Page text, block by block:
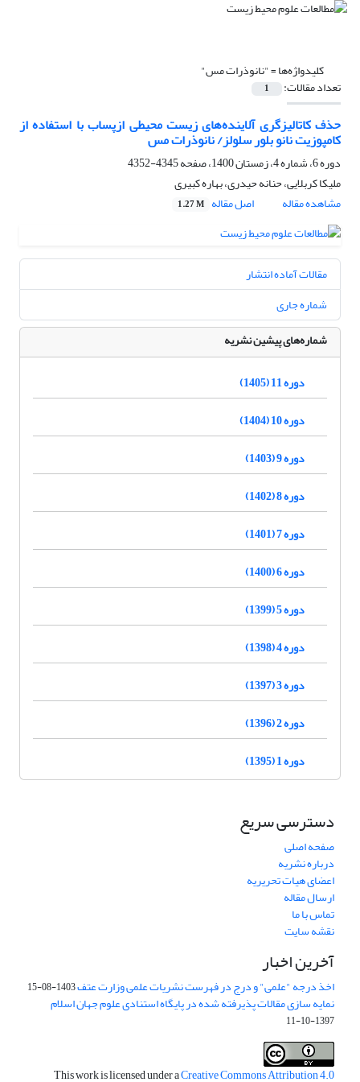
کلیدواژه‌ها ="نانوذرات مس"
تعداد مقالات: 1
حذف کاتالیزگری آلاینده‌های زیست محیطی ازپساب با استفاده از
کامپوزیت نانو بلور سلولز/ نانوذرات مس
دوره 6، شماره 4، زمستان 1400، صفحه
4345-4352
ملیکا کربلایی، حنانه حیدری، بهاره کبیری
مشاهده مقاله
اصل مقاله 1.27 M
مقالات آماده انتشار
شماره جاری
شماره‌های پیشین نشریه
دوره 11 (1405)
دوره 10 (1404)
دوره 9 (1403)
دوره 8 (1402)
دوره 7 (1401)
دوره 6 (1400)
دوره 5 (1399)
دوره 4 (1398)
دوره 3 (1397)
دوره 2 (1396)
دوره 1 (1395)
دسترسی سریع
صفحه اصلی
درباره نشریه
اعضای هیات تحریریه
ارسال مقاله
تماس با ما
نقشه سایت
آخرین اخبار
اخذ درجه "علمی" و درج در فهرست نشریات علمی وزارت عتف1403-08-15
نمایه سازی مقالات پذیرفته شده در پایگاه استنادی علوم جهان اسلام
1397-10-11
This work is licensed under aCreative Commons Attribution 4.0